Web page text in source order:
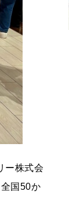
ー株式会
国50か